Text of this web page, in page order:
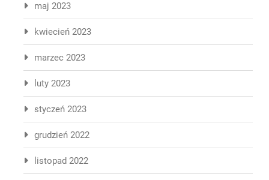
maj 2023
kwiecień 2023
marzec 2023
luty 2023
styczeń 2023
grudzień 2022
listopad 2022